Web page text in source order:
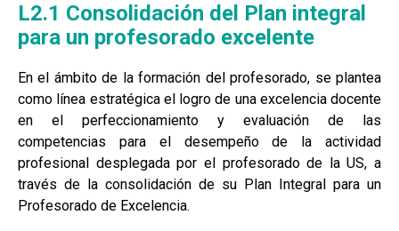
L2.1 Consolidación del Plan integral
para un profesorado excelente
En el ámbito de la formación del profesorado, se plantea
como línea estratégica el logro de una excelencia docente
en el perfeccionamiento y evaluación de las
competencias para el desempeño de la actividad
profesional desplegada por el profesorado de la US, a
través de la consolidación de su Plan Integral para un
Profesorado de Excelencia.